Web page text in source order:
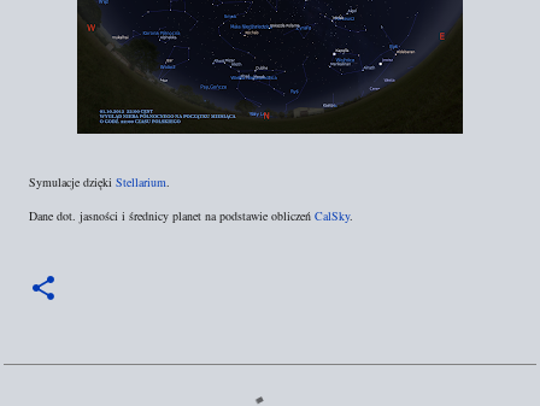
Symulacje dzięki Stellarium.
Dane dot. jasności i średnicy planet na podstawie obliczeń CalSky.